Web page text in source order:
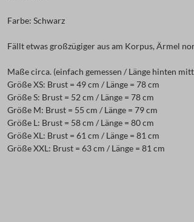
Farbe: Schwarz
Fällt etwas großzügiger aus am Korpus, Ärmel
Maße circa. (einfach gemessen / Länge hinten
Größe XS: Brust = 49 cm / Länge = 78 cm
Größe S: Brust = 52 cm / Länge = 78 cm
Größe M: Brust = 55 cm / Länge = 79 cm
Größe L: Brust = 58 cm / Länge = 80 cm
Größe XL: Brust = 61 cm / Länge = 81 cm
Größe XXL: Brust = 63 cm / Länge = 81 cm